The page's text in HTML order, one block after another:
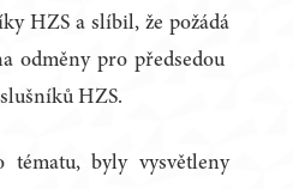
HZS a slíbil, že požádá
odměny pro předsedou
HZS.
tématu, byly vysvětleny